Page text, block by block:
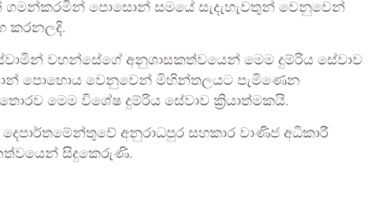
ගමන්කරමින් පොසොන් සමයේ සැදැහැවතුන් වෙනුවෙන්
කරනලදි.
වහන්සේගේ අනුශාසකත්වයෙන් මෙම දුම්රිය සේවාව
පොහොය වෙනුවෙන් මිහින්තලයට පැමිණෙන
මෙම විශේෂ දුම්රිය සේවාව ක්‍රියාත්මකයි.
අනුරාධපුර සහකාර වාණිජ අධිකාරී
සිදුකෙරුණි.